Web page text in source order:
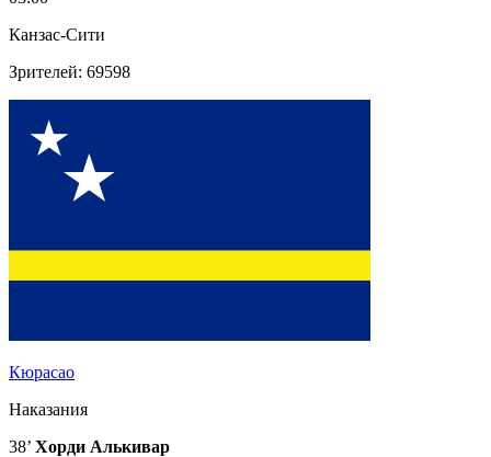
Канзас-Сити
Зрителей: 69598
Кюрасао
Наказания
38’ Хорди Алькивар